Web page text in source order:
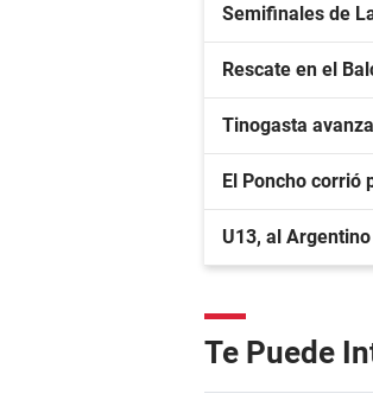
Semifinales de
Rescate en el
Tinogasta
El Poncho corrió
U13, al
Te Puede